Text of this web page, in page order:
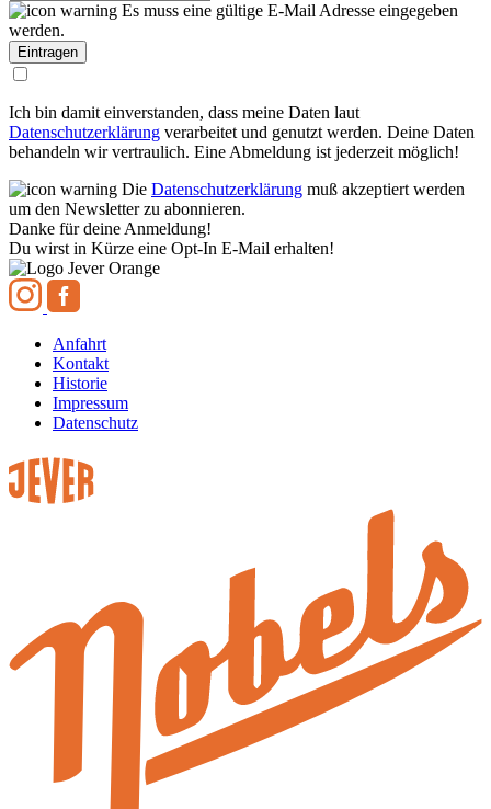
Es muss eine gültige E-Mail Adresse eingegeben
werden.
Ich bin damit einverstanden, dass meine Daten laut
Datenschutzerklärung verarbeitet und genutzt werden. Deine Daten
behandeln wir vertraulich. Eine Abmeldung ist jederzeit möglich!
Die Datenschutzerklärung muß akzeptiert werden
um den Newsletter zu abonnieren.
Danke für deine Anmeldung!
Du wirst in Kürze eine Opt-In E-Mail erhalten!
Anfahrt
Kontakt
Historie
Impressum
Datenschutz